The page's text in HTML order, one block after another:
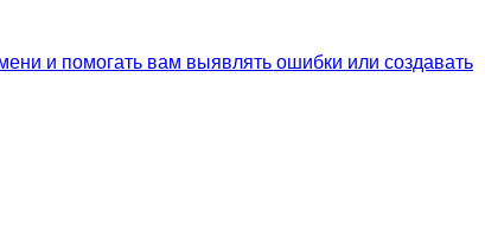
и помогать вам выявлять ошибки или создавать